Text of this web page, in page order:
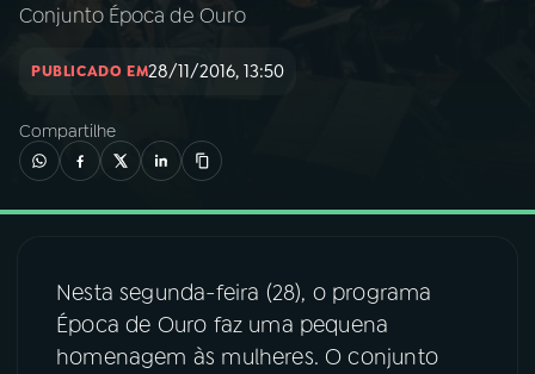
AO VIVO
02A RÁDIO
04PROGRAMAS
Conjunto Época de Ouro
PUBLICADO EM28/11/2016, 13:50
Compartilhe
Nesta segunda-feira (28), o programa
Época de Ouro faz uma pequena
homenagem às mulheres. O conjunto